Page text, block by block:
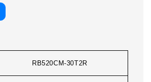
RB520CM-30T2R